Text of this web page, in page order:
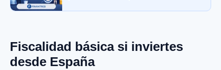
Fiscalidad básica si inviertes
desde España